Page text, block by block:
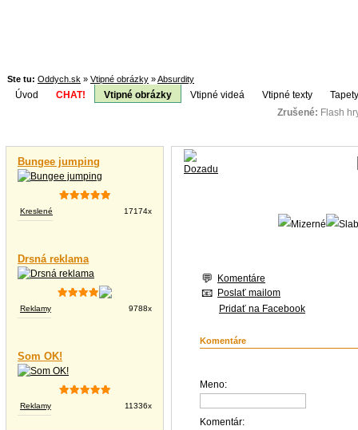
Ste tu: Oddych.sk » Vtipné obrázky »Absurdity
Úvod CHAT! Vtipné obrázky Vtipné videá Vtipné texty
Zrušené: Flash
Bungee jumping
Kreslené 17174x
Drsná reklama
Reklamy 9788x
Som OK!
Reklamy 11336x
Komentáre
Poslať mailom
Pridať na Facebook
Komentáre
Meno:
Komentár: